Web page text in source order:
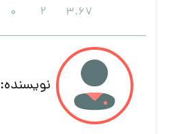
3.67
2
0
نویسنده: